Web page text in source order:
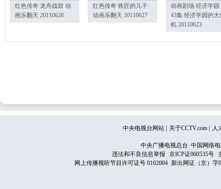
红色传奇 龙舟战鼓 动
画乐翻天 20110628
红色传奇 铁匠的儿子
动画乐翻天 20110627
动画剧场 经济学园
43集 经济学园的大
机 20110623
中央电视台网站 关于CCTV.com 人
中央广播电视总台 中国网络
违法和不良信息举报
京ICP证060535号
网上传播视听节目许可证号 0102004 新出网证（京）